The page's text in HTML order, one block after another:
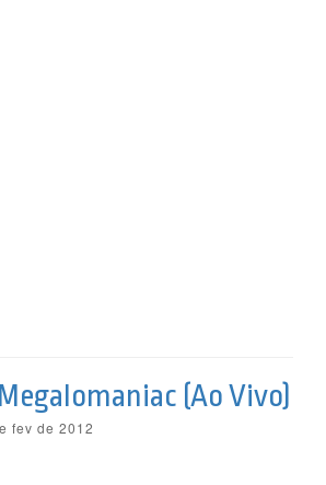
(Ao Vivo)
fev de 2012